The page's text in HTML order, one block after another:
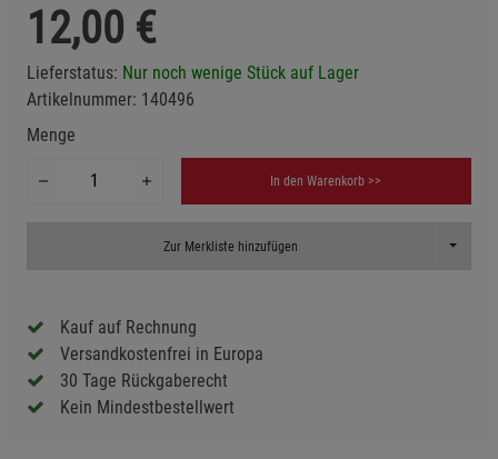
12,00 €
Lieferstatus: Nur noch wenige Stück auf Lager
Artikelnummer: 140496
Menge
In den Warenkorb >>
Zur Merkliste hinzufügen Toggle
Kauf auf Rechnung
Versandkostenfrei in Europa
30 Tage Rückgaberecht
Kein Mindestbestellwert